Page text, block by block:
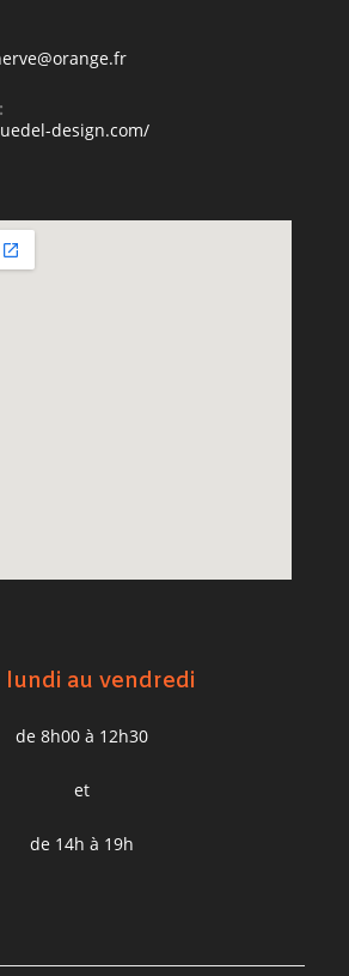
design.com/
lundi au vendredi
de 8h00 à 12h30
et
de 14h à 19h